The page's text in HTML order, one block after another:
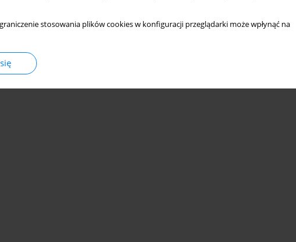
stosowania plików cookies w konfiguracji przeglądarki może wpłynąć na